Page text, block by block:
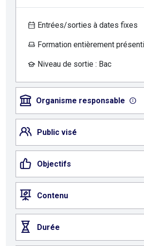
Entrées/sorties à dates fixes
Formation entièrement
Niveau de sortie : Bac
Organisme responsable
Public visé
Objectifs
Contenu
Durée